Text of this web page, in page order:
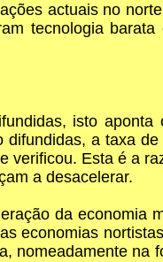
actuais no
tecnologia
isto
a taxa
Esta é a
a desacelerar.
da economia
economias
nomeadamente na